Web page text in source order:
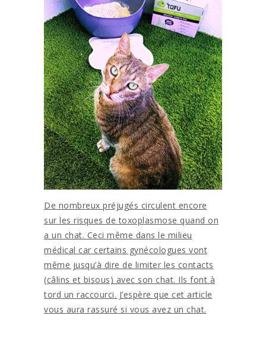
De nombreux préjugés circulent encore
sur les risques de toxoplasmose quand on
a un chat. Ceci même dans le milieu
médical car certains gynécologues vont
même jusqu’à dire de limiter les contacts
(câlins et bisous) avec son chat. Ils font à
tord un raccourci. J’espère que cet article
vous aura rassuré si vous avez un chat.